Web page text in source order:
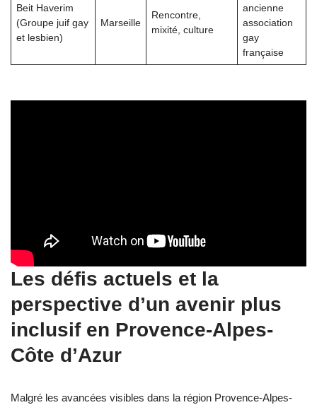
Beit Haverim
(Groupe juif gay
et lesbien)
Marseille
Rencontre,
mixité, culture
ancienne
association
gay
française
Les défis actuels et la
perspective d’un avenir plus
inclusif en Provence-Alpes-
Côte d’Azur
Malgré les avancées visibles dans la région Provence-Alpes-